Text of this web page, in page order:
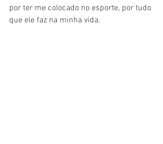
por ter me colocado no esporte, por tudo
que ele faz na minha vida.